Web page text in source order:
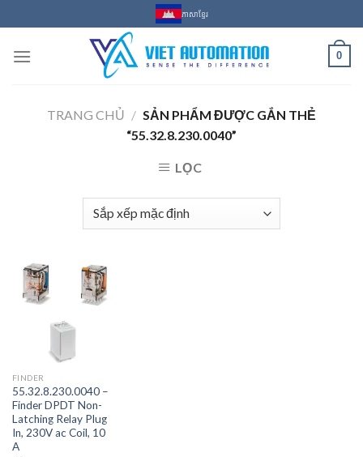
to
content
ភាសាខ្មែរ
0
TRANG CHỦ / SẢN PHẨM ĐƯỢC GẮN THẺ
“55.32.8.230.0040”
LỌC
FINDER
55.32.8.230.0040 –
Finder DPDT Non-
Latching Relay Plug
In, 230V ac Coil, 10
A